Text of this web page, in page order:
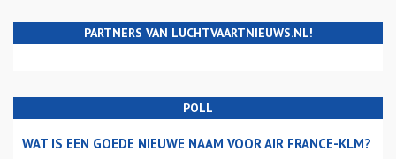
PARTNERS VAN LUCHTVAARTNIEUWS.NL!
POLL
WAT IS EEN GOEDE NIEUWE NAAM VOOR AIR FRANCE-KLM?